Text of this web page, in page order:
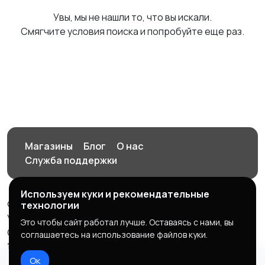
Увы, мы не нашли то, что вы искали.
Смягчите условия поиска и попробуйте еще раз.
Магазины Блог
О нас
Служба поддержки
© 2026 Орен-АЙ - Авто | Недвижимость | Работа |
Услуги
Создал Карусов Е.С ООО "ЦПК" ИНН 5609203278 ОГРН
1235600008841
Используем куки и рекомендательные
технологии
Это чтобы сайт работал лучше. Оставаясь с нами, вы
соглашаетесь на использование файлов куки.
Ок